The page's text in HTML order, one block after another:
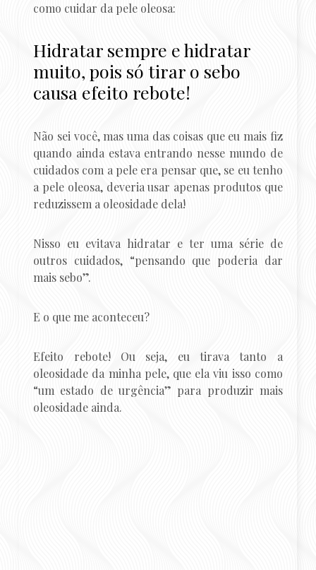
como cuidar da pele oleosa:
Hidratar sempre e hidratar
muito, pois só tirar o sebo
causa efeito rebote!
Não sei você, mas uma das coisas que eu mais fiz
quando ainda estava entrando nesse mundo de
cuidados com a pele era pensar que, se eu tenho
a pele oleosa, deveria usar apenas produtos que
reduzissem a oleosidade dela!
Nisso eu evitava hidratar e ter uma série de
outros cuidados, “pensando que poderia dar
mais sebo”.
E o que me aconteceu?
Efeito rebote! Ou seja, eu tirava tanto a
oleosidade da minha pele, que ela viu isso como
“um estado de urgência” para produzir mais
oleosidade ainda.